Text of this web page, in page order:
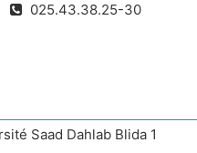
025.43.38.25-30
Saad Dahlab Blida 1